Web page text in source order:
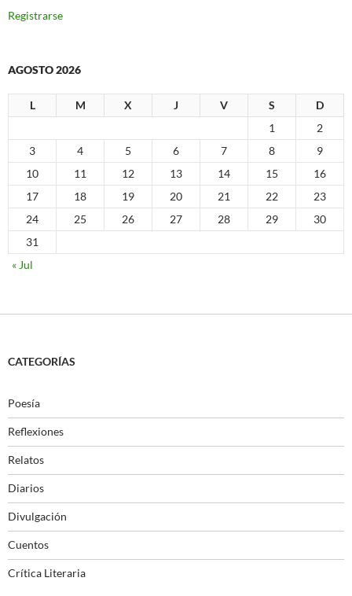
Registrarse
AGOSTO 2026
L M X J V S
D
1
2
3
4 5 6 7 8
9
10
11 12 13 14 15
16
17
18 19 20 21 22
23
24
25 26 27 28 29
30
31
« Jul
CATEGORÍAS
Poesía
Reflexiones
Relatos
Diarios
Divulgación
Cuentos
Crítica Literaria